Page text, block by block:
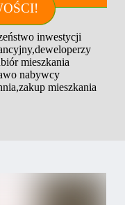
inwestycji
,deweloperzy
mieszkania
nabywcy
,zakup mieszkania